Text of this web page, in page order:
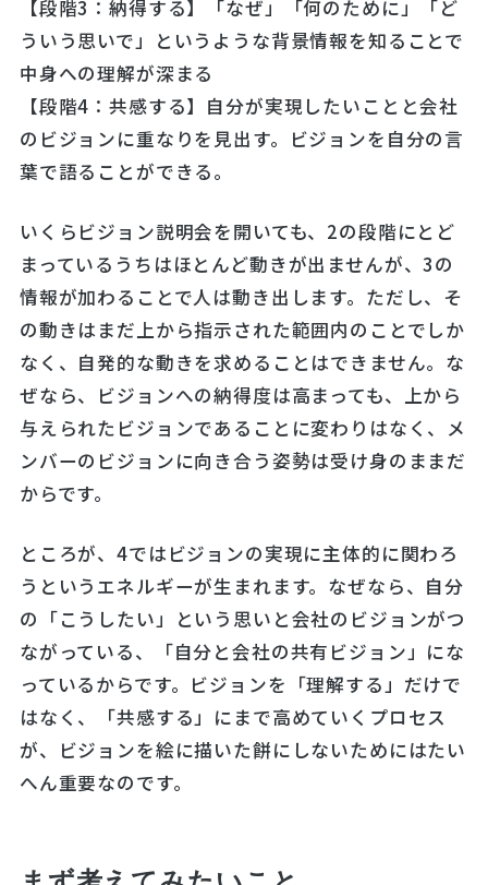
【段階3：納得する】「なぜ」「何のために」「ど
ういう思いで」というような背景情報を知ることで
中身への理解が深まる
【段階4：共感する】自分が実現したいことと会社
のビジョンに重なりを見出す。ビジョンを自分の言
葉で語ることができる。
いくらビジョン説明会を開いても、2の段階にとど
まっているうちはほとんど動きが出ませんが、3の
情報が加わることで人は動き出します。ただし、そ
の動きはまだ上から指示された範囲内のことでしか
なく、自発的な動きを求めることはできません。な
ぜなら、ビジョンへの納得度は高まっても、上から
与えられたビジョンであることに変わりはなく、メ
ンバーのビジョンに向き合う姿勢は受け身のままだ
からです。
ところが、4ではビジョンの実現に主体的に関わろ
うというエネルギーが生まれます。なぜなら、自分
の「こうしたい」という思いと会社のビジョンがつ
ながっている、「自分と会社の共有ビジョン」にな
っているからです。ビジョンを「理解する」だけで
はなく、「共感する」にまで高めていくプロセス
が、ビジョンを絵に描いた餅にしないためにはたい
へん重要なのです。